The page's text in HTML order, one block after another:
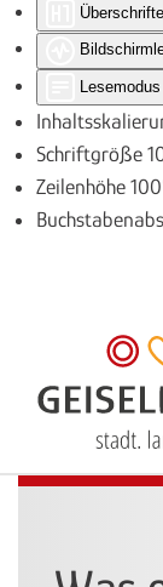
Lesemodus
Schriftgröße
Zeilenhöhe 100